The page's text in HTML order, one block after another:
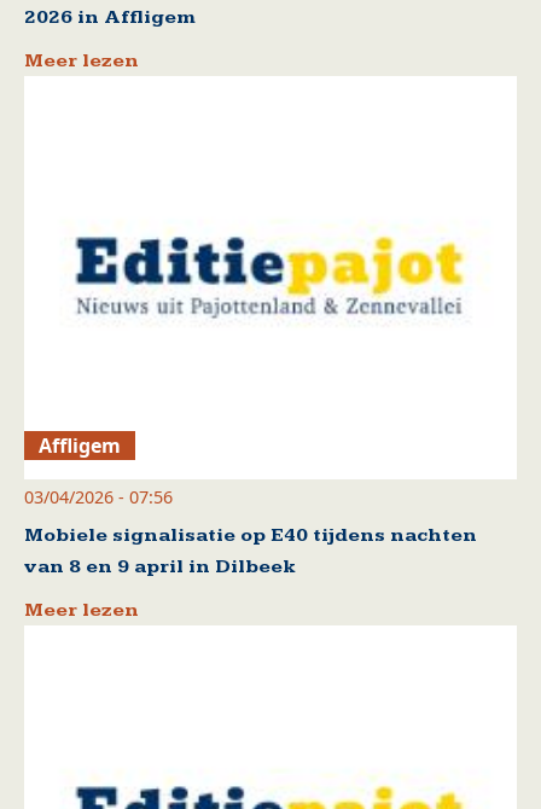
2026 in Affligem
Meer lezen
Affligem
03/04/2026 - 07:56
Mobiele signalisatie op E40 tijdens nachten
van 8 en 9 april in Dilbeek
Meer lezen